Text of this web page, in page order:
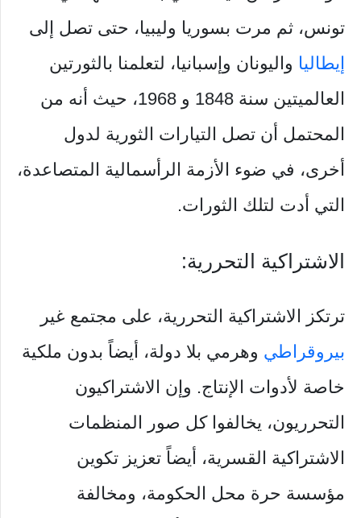
تونس، ثم مرت بسوريا وليبيا، حتى تصل إلى
إيطاليا واليونان وإسبانيا، لتعلمنا بالثورتين
العالميتين سنة 1848 و 1968، حيث أنه من
المحتمل أن تصل التيارات الثورية لدول
أخرى، في ضوء الأزمة الرأسمالية المتصاعدة،
التي أدت لتلك الثورات.
الاشتراكية التحررية:
ترتكز الاشتراكية التحررية، على مجتمع غير
بيروقراطي وهرمي بلا دولة، أيضاً بدون ملكية
خاصة لأدوات الإنتاج. وإن الاشتراكيون
التحرريون، يخالفوا كل صور المنظمات
الاشتراكية القسرية، أيضاً تعزيز تكوين
مؤسسة حرة محل الحكومة، ومخالفة